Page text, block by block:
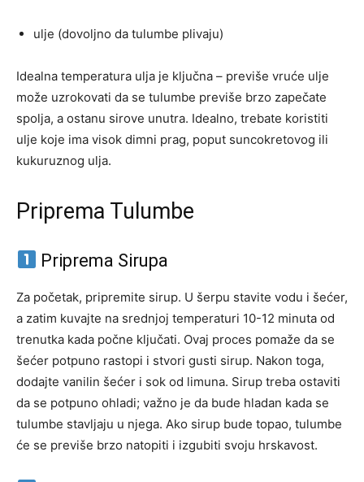
ulje (dovoljno da tulumbe plivaju)
Idealna temperatura ulja je ključna – previše vruće ulje
može uzrokovati da se tulumbe previše brzo zapečate
spolja, a ostanu sirove unutra. Idealno, trebate koristiti
ulje koje ima visok dimni prag, poput suncokretovog ili
kukuruznog ulja.
Priprema Tulumbe
Priprema Sirupa
Za početak, pripremite sirup. U šerpu stavite vodu i šećer,
a zatim kuvajte na srednjoj temperaturi 10-12 minuta od
trenutka kada počne ključati. Ovaj proces pomaže da se
šećer potpuno rastopi i stvori gusti sirup. Nakon toga,
dodajte vanilin šećer i sok od limuna. Sirup treba ostaviti
da se potpuno ohladi; važno je da bude hladan kada se
tulumbe stavljaju u njega. Ako sirup bude topao, tulumbe
će se previše brzo natopiti i izgubiti svoju hrskavost.